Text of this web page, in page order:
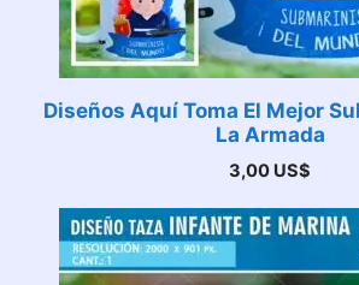
Diseños Aquí Toma El Mejor
La Armada
3,00 US$